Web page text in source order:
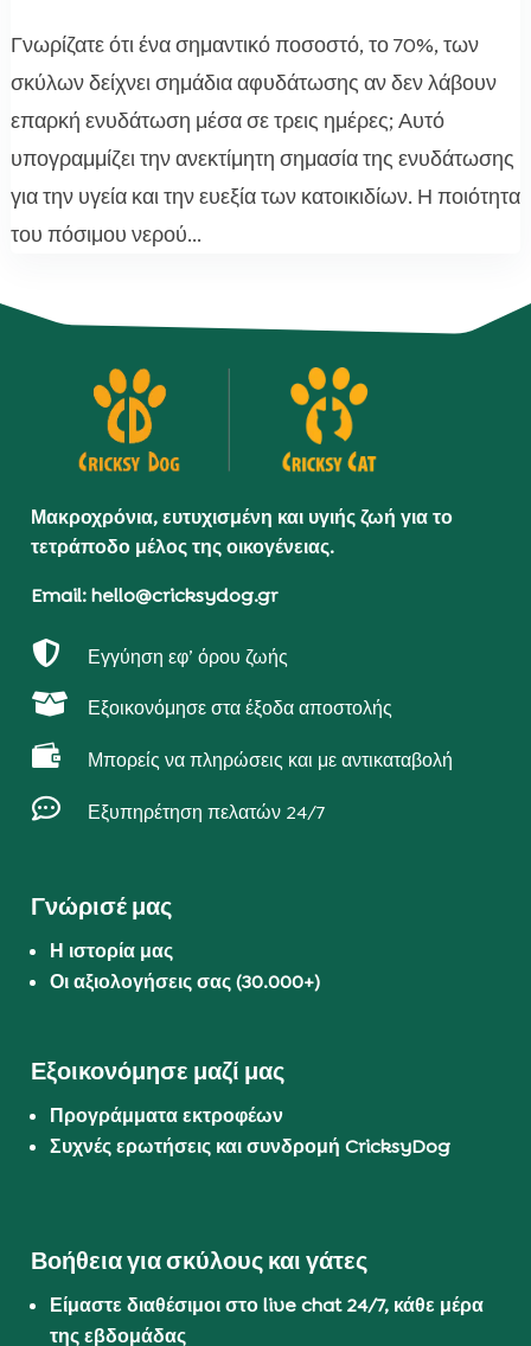
Γνωρίζατε ότι ένα σημαντικό ποσοστό, το 70%, των
σκύλων δείχνει σημάδια αφυδάτωσης αν δεν λάβουν
επαρκή ενυδάτωση μέσα σε τρεις ημέρες; Αυτό
υπογραμμίζει την ανεκτίμητη σημασία της ενυδάτωσης
για την υγεία και την ευεξία των κατοικιδίων. Η ποιότητα
του πόσιμου νερού...
Μακροχρόνια, ευτυχισμένη και υγιής ζωή για το
τετράποδο μέλος της οικογένειας.
Email: hello@cricksydog.gr
 Εγγύηση εφ’ όρου ζωής
 Εξοικονόμησε στα έξοδα αποστολής
 Μπορείς να πληρώσεις και με αντικαταβολή
 Εξυπηρέτηση πελατών 24/7
Γνώρισέ μας
Η ιστορία μας
Οι αξιολογήσεις σας (30.000+)
Εξοικονόμησε μαζί μας
Προγράμματα εκτροφέων
Συχνές ερωτήσεις και συνδρομή CricksyDog
Βοήθεια για σκύλους και γάτες
Είμαστε διαθέσιμοι στο live chat 24/7, κάθε μέρα
της εβδομάδας